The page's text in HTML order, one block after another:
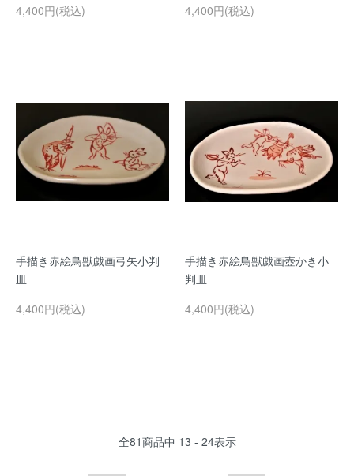
4,400円(税込)
4,400円(税込)
手描き赤絵鳥獣戯画弓矢小判
皿
4,400円(税込)
手描き赤絵鳥獣戯画壺かき小
判皿
4,400円(税込)
全81商品中 13 - 24表示